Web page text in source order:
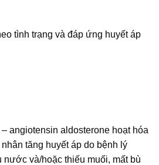
tình trạng và đáp ứng huyết áp
angiotensin aldosterone hoạt hóa
tăng huyết áp do bệnh lý
nước và/hoặc thiếu muối, mất bù